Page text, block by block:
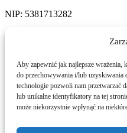
Aby zapewnić jak najlepsze
do przechowywania i/lub uzyskiwania
technologie pozwoli nam przetwarzać
lub unikalne identyfikatory na tej
może niekorzystnie wpłynąć na
NIP: 5381713282
Konto: 46 1050 1575 1000 0092
LINKI
AKREDYTACJA